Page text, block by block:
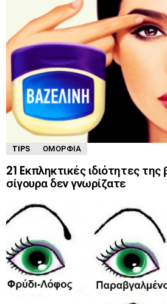
TIPS ΟΜΟΡΦΙΆ
21 Eκπληκτικές ιδιότητες της
σίγουρα δεν γνωρίζατε